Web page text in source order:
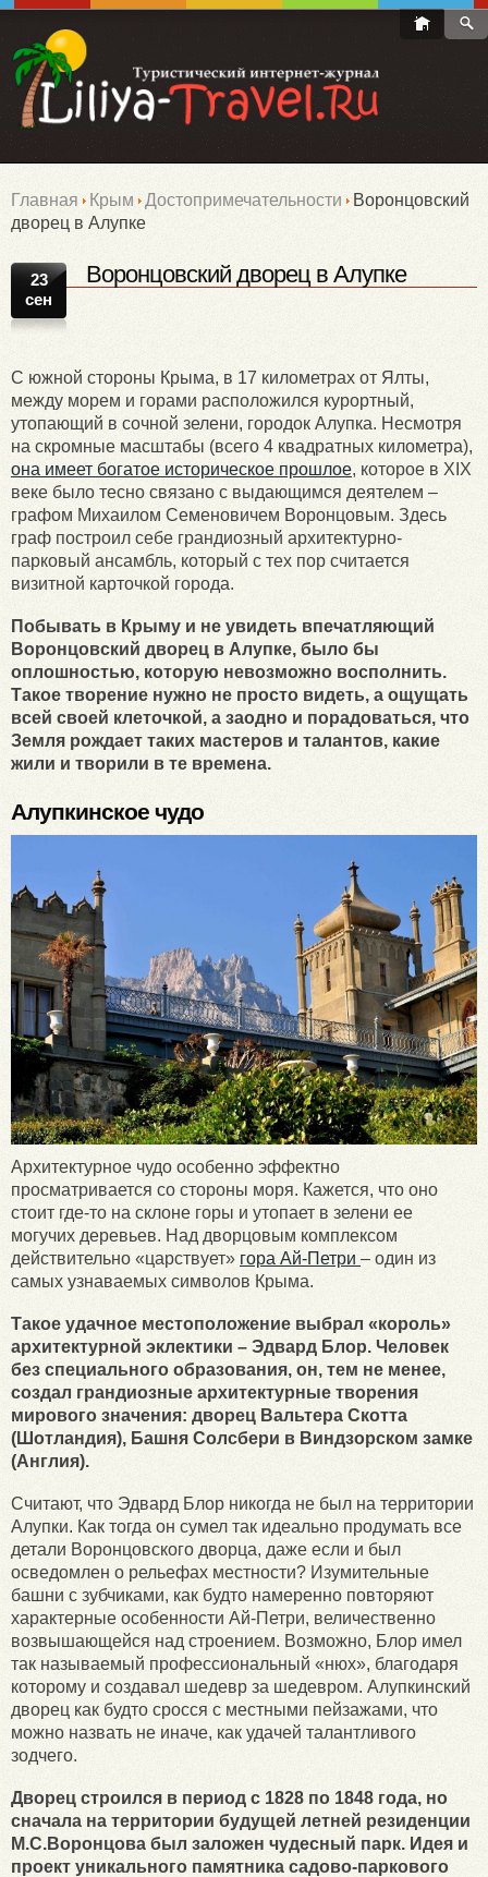
Главная Крым Достопримечательности
Воронцовский
дворец в Алупке
23
сен
Воронцовский дворец в Алупке
С южной стороны Крыма, в 17 километрах от Ялты,
между морем и горами расположился курортный,
утопающий в сочной зелени, городок Алупка. Несмотря
на скромные масштабы (всего 4 квадратных километра),
она имеет богатое историческое прошлое, которое в XIX
веке было тесно связано с выдающимся деятелем –
графом Михаилом Семеновичем Воронцовым. Здесь
граф построил себе грандиозный архитектурно-
парковый ансамбль, который с тех пор считается
визитной карточкой города.
Побывать в Крыму и не увидеть впечатляющий
Воронцовский дворец в Алупке, было бы
оплошностью, которую невозможно восполнить.
Такое творение нужно не просто видеть, а ощущать
всей своей клеточкой, а заодно и порадоваться, что
Земля рождает таких мастеров и талантов, какие
жили и творили в те времена.
Алупкинское чудо
Архитектурное чудо особенно эффектно
просматривается со стороны моря. Кажется, что оно
стоит где-то на склоне горы и утопает в зелени ее
могучих деревьев. Над дворцовым комплексом
действительно «царствует» гора Ай-Петри – один из
самых узнаваемых символов Крыма.
Такое удачное местоположение выбрал «король»
архитектурной эклектики – Эдвард Блор. Человек
без специального образования, он, тем не менее,
создал грандиозные архитектурные творения
мирового значения: дворец Вальтера Скотта
(Шотландия), Башня Солсбери в Виндзорском замке
(Англия).
Считают, что Эдвард Блор никогда не был на территории
Алупки. Как тогда он сумел так идеально продумать все
детали Воронцовского дворца, даже если и был
осведомлен о рельефах местности? Изумительные
башни с зубчиками, как будто намеренно повторяют
характерные особенности Ай-Петри, величественно
возвышающейся над строением. Возможно, Блор имел
так называемый профессиональный «нюх», благодаря
которому и создавал шедевр за шедевром. Алупкинский
дворец как будто сросся с местными пейзажами, что
можно назвать не иначе, как удачей талантливого
зодчего.
Дворец строился в период с 1828 по 1848 года, но
сначала на территории будущей летней резиденции
М.С.Воронцова был заложен чудесный парк. Идея и
проект уникального памятника садово-паркового